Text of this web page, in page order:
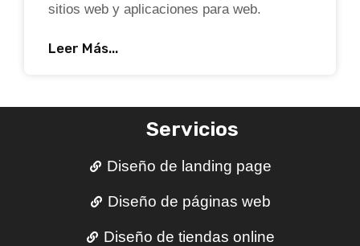
sitios web y aplicaciones para web.
Leer Más...
Servicios
Diseño de landing page
Diseño de páginas web
Diseño de tiendas online